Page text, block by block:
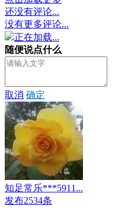
还没有评论...
没有更多评论...
正在加载...
随便说点什么
取消 确定
知足常乐***5911...
发布2534条